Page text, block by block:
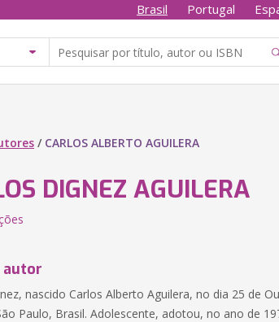
Brasil Portugal
/ CARLOS ALBERTO AGUILERA
DIGNEZ AGUILERA
autor
nascido Carlos Alberto Aguilera, no dia 25 de
Paulo, Brasil. Adolescente, adotou, no ano de